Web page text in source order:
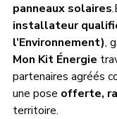
panneaux solaires
installateur
l’Environnement),
Mon Kit Énergie
partenaires agréés
une pose offerte,
territoire.